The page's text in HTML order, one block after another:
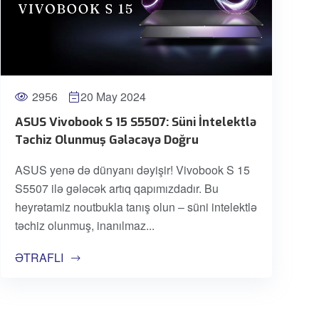
2956
20 May 2024
ASUS Vivobook S 15 S5507: Süni İntelektlə
Təchiz Olunmuş Gələcəyə Doğru
ASUS yenə də dünyanı dəyişir! Vivobook S 15
S5507 ilə gələcək artıq qapımızdadır. Bu
heyrətamiz noutbukla tanış olun – süni intelektlə
təchiz olunmuş, inanılmaz
ƏTRAFLI